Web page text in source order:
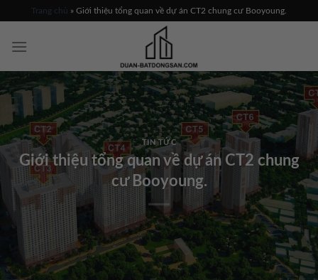
content
Trang chủ » Giới thiệu tổng quan về dự án CT2 chung cư Booyoung.
TIN TỨC
Giới thiệu tổng quan về dự án CT2 chung
cư Booyoung.